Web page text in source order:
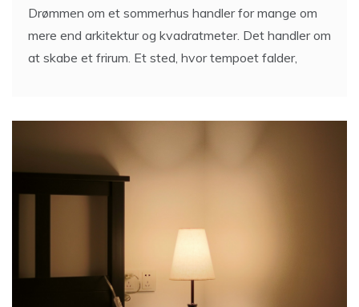
Drømmen om et sommerhus handler for mange om
mere end arkitektur og kvadratmeter. Det handler om
at skabe et frirum. Et sted, hvor tempoet falder,